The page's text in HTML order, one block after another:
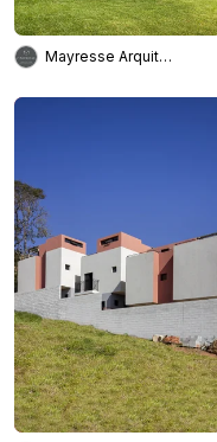
Mayresse Arquitetura